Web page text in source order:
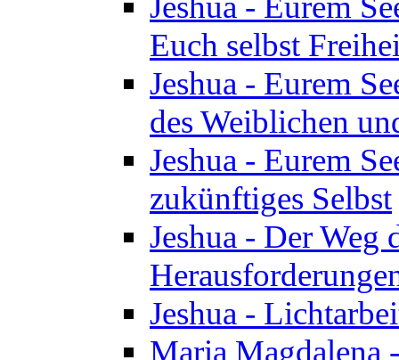
Euch selbst
Jeshua - Eurem
des Weiblichen
Jeshua - Eurem
zukünftiges Selbst
Jeshua - Der Weg
Jeshua -
Maria Magdalena